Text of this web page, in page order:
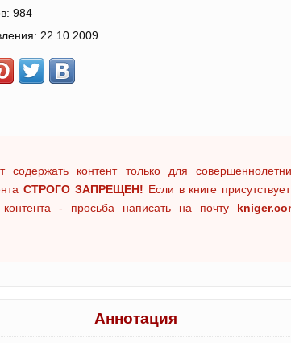
984
22.10.2009
содержать контент только для
СТРОГО ЗАПРЕЩЕН! Если в книге
контента - просьба написать на почту
Аннотация